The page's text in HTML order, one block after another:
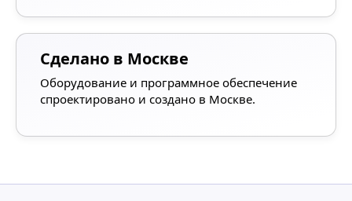
Сделано в Москве
Оборудование и программное обеспечение
спроектировано и создано в Москве.